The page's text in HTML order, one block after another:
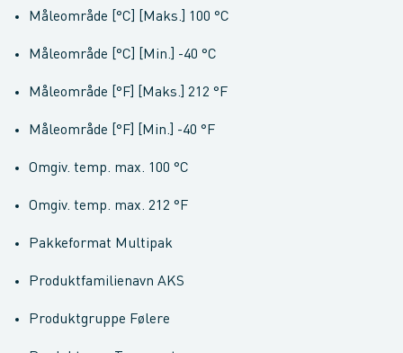
Måleområde [°C] [Maks.] 100 °C
Måleområde [°C] [Min.] -40 °C
Måleområde [°F] [Maks.] 212 °F
Måleområde [°F] [Min.] -40 °F
Omgiv. temp. max. 100 °C
Omgiv. temp. max. 212 °F
Pakkeformat Multipak
Produktfamilienavn AKS
Produktgruppe Følere